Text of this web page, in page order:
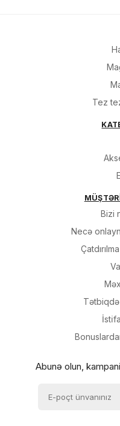
Tez
Bizi
Necə
Tətbiqdə
Abunə olun,